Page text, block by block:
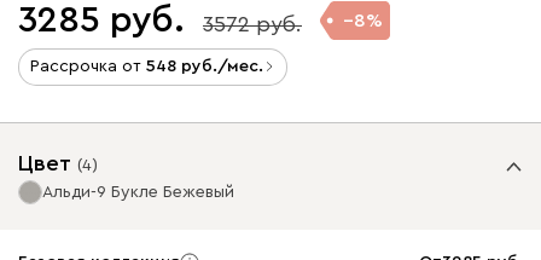
3285 3572 8
Рассрочка от 548 /мес.
Цвет (4)
Альди-9 Букле Бежевый